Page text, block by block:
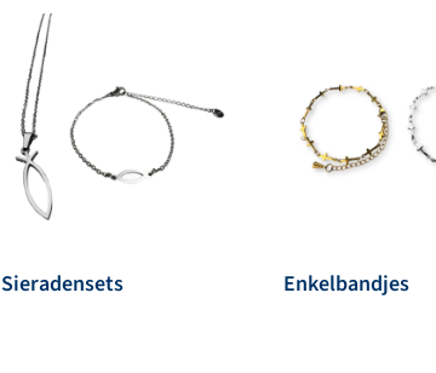
Sieradensets Enkelbandjes